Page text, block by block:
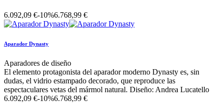
6.092,09 €-10%6.768,99 €
Aparador Dynasty
Aparadores de diseño
El elemento protagonista del aparador moderno Dynasty es, sin
dudas, el vidrio estampado decorado, que reproduce las
espectaculares vetas del mármol natural. Diseño: Andrea Lucatello
6.092,09 €-10%6.768,99 €